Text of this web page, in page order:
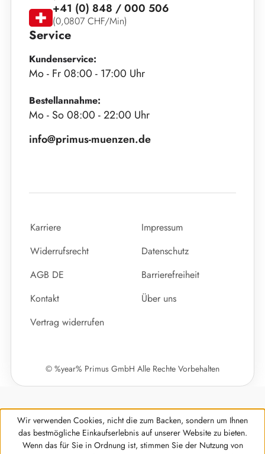
Service
Kundenservice:
Mo - Fr 08:00 - 17:00 Uhr
Bestellannahme:
Mo - So 08:00 - 22:00 Uhr
info@primus-muenzen.de
+41 (0) 848 / 000 506
(0,0807 CHF/Min)
Karriere
Impressum
Widerrufsrecht
Datenschutz
AGB DE
Barrierefreiheit
Kontakt
Über uns
Vertrag widerrufen
© %year% Primus GmbH Alle Rechte Vorbehalten
Wir verwenden Cookies, nicht die zum Backen, sondern um Ihnen
das bestmögliche Einkaufserlebnis auf unserer Website zu bieten.
Wenn das für Sie in Ordnung ist, stimmen Sie der Nutzung von